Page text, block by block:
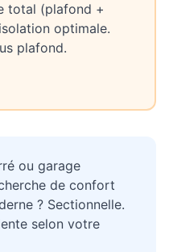
total (plafond +
optimale.
plafond.
ou garage
de confort
? Sectionnelle.
selon votre